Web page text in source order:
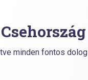
minden fontos